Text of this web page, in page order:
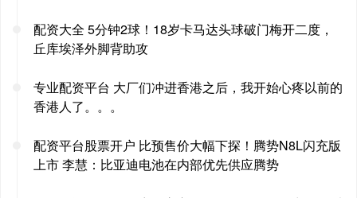
配资大全 5分钟2球！18岁卡马达头球破门梅开二度，
丘库埃泽外脚背助攻
专业配资平台 大厂们冲进香港之后，我开始心疼以前的
香港人了。。。
配资平台股票开户 比预售价大幅下探！腾势N8L闪充版
上市 李慧：比亚迪电池在内部优先供应腾势